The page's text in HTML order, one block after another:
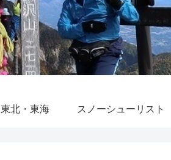
東北・東海 スノーシューリスト